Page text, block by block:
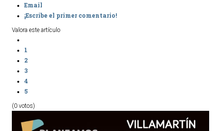
Teléfonos de contacto
Ordenanzas Municipales
Servicios Municipales
Accesibilidad
SERVICIOS
Salud
Educación
Deportes
Email
¡Escribe el primer comentario!
Valora este artículo
1
2
3
4
5
(0 votos)